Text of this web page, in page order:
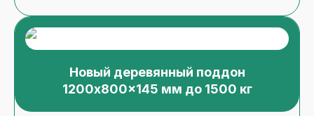
Новый деревянный поддон
1200x800x145 мм до 1500 кг